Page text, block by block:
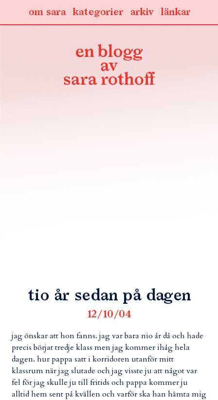
länkar
arkiv
kategorier
om sara
tio år sedan på dagen
12/10/04
jag önskar att hon fanns. jag var bara nio år då och hade
precis börjat tredje klass men jag kommer ihåg hela
dagen. hur pappa satt i korridoren utanför mitt
klassrum när jag slutade och jag visste ju att något var
fel för jag skulle ju till fritids och pappa kommer ju
alltid hem sent på kvällen och varför ska han hämta mig